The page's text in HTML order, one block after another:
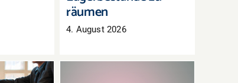
räumen
4. August 2026